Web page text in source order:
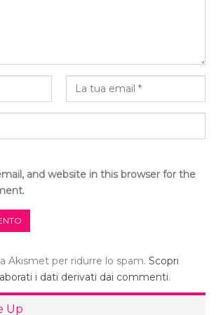
and website in this browser for the
Akismet per ridurre lo spam. Scopri
i dati derivati dai commenti.
Up